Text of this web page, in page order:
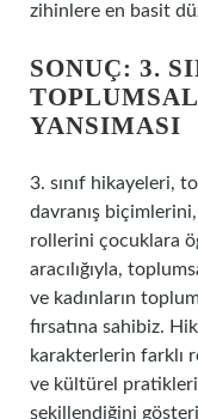
zihinlere en basit
SONUÇ: 3.
YANSIMASI
3. sınıf hikayeleri,
davranış
rollerini çocuklara
aracılığıyla,
ve kadınların
fırsatına sahibiz.
karakterlerin farklı
ve kültürel
şekillendiğini